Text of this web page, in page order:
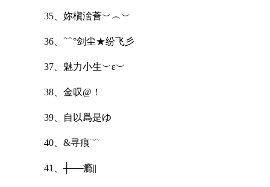
35、妳槇涻薈︶︵︶
36、﹌°剑尘★纷飞彡
37、魅力小生︶ε︶
38、金叹@！
39、自以爲是ゆ
40、&寻痕﹋
41、┼──瘾||